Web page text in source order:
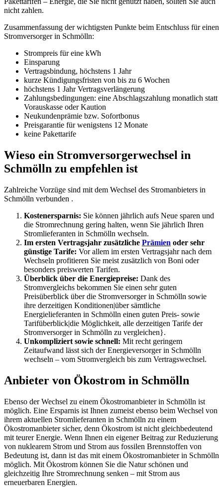
nicht zahlen.
Zusammenfassung der wichtigsten Punkte beim Entschluss für einen
Stromversorger in Schmölln:
Strompreis für eine kWh
Einsparung
Vertragsbindung, höchstens 1 Jahr
kurze Kündigungsfristen von bis zu 6 Wochen
höchstens 1 Jahr Vertragsverlängerung
Zahlungsbedingungen: eine Abschlagszahlung monatlich statt
Vorauskasse oder Kaution
Neukundenprämie bzw. Sofortbonus
Preisgarantie für wenigstens 12 Monate
keine Pakettarife
Wieso ein Stromversorgerwechsel in
Schmölln zu empfehlen ist
Zahlreiche Vorzüge sind mit dem Wechsel des Stromanbieters in
Schmölln verbunden .
Kostenersparnis: Sie können jährlich aufs Neue sparen und
die Stromrechnung gering halten, wenn Sie jährlich Ihren
Stromlieferanten in Schmölln wechseln.
Im ersten Vertragsjahr zusätzliche Prämien oder sehr
günstige Tarife: Vor allem im ersten Vertragsjahr nach dem
Wechseln profitieren Sie meist zusätzlich von Boni oder
besonders preiswerten Tarifen.
Überblick über die Energiepreise: Dank des
Stromvergleichs bekommen Sie einen sehr guten
Preisüberblick über die Stromversorger in Schmölln sowie
ihre derzeitigen Konditionen|über sämtliche
Energielieferanten in Schmölln einen guten Preis- sowie
Tarifüberblick|die Möglichkeit, alle derzeitigen Tarife der
Stromversorger in Schmölln zu vergleichen}.
Unkompliziert sowie schnell: Mit recht geringem
Zeitaufwand lässt sich der Energieversorger in Schmölln
wechseln – vom Stromvergleich bis zum Vertragswechsel.
Anbieter von Ökostrom in Schmölln
Ebenso der Wechsel zu einem Ökostromanbieter in Schmölln ist
möglich. Eine Ersparnis ist Ihnen zumeist ebenso beim Wechsel von
ihrem aktuellen Stromlieferanten in Schmölln zu einem
Ökostromanbieter sicher, denn Ökostrom ist nicht gleichbedeutend
mit teurer Energie. Wenn Ihnen ein eigener Beitrag zur Reduzierung
von nuklearem Strom und Strom aus fossilen Brennstoffen von
Bedeutung ist, dann ist das mit einem Ökostromanbieter in Schmölln
möglich. Mit Ökostrom können Sie die Natur schönen und
gleichzeitig Ihre Stromrechnung senken – mit Strom aus
erneuerbaren Energien.